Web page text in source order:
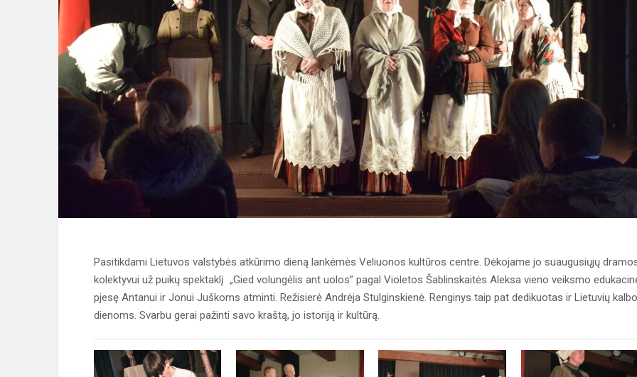
Pasitikdami Lietuvos valstybės atkūrimo dieną lankėmės Veliuonos kultūros centre. Dėkojame jo suaugusiųjų
kolektyvui už puikų spektaklį „Gied volungėlis ant uolos” pagal Violetos Šablinskaitės Aleksa vieno veiksmo
pjesę Antanui ir Jonui Juškoms atminti. Režisierė Andrėja Stulginskienė. Renginys taip pat dedikuotas ir Lietuvių
dienoms. Svarbu gerai pažinti savo kraštą, jo istoriją ir kultūrą.